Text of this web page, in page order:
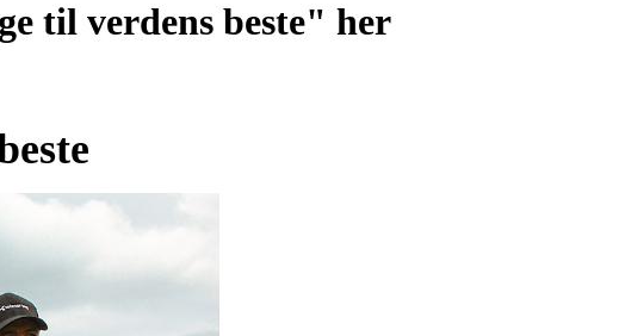
til verdens beste" her